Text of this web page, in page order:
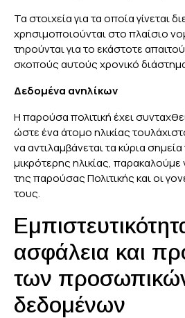
Τα στοιχεία για τα οποία γίνεται
χρησιμοποιούνται στο πλαίσιο
τηρούνται για το εκάστοτε
σκοπούς αυτούς χρονικό
Δεδομένα ανηλίκων
Η παρούσα πολιτική έχει
ώστε ένα άτομο ηλικίας
να αντιλαμβάνεται τα κύρια
μικρότερης ηλικίας,
της παρούσας Πολιτικής και οι
τους.
ασφάλεια και
των
δεδομένων